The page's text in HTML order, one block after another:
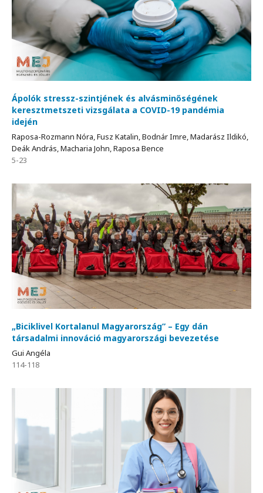
Ápolók stressz-szintjének és alvásminőségének
keresztmetszeti vizsgálata a COVID-19 pandémia
idején
Raposa-Rozmann Nóra, Fusz Katalin, Bodnár Imre, Madarász Ildikó,
Deák András, Macharia John, Raposa Bence
5-23
„Biciklivel Kortalanul Magyarország” – Egy dán
társadalmi innováció magyarországi bevezetése
Gui Angéla
114-118